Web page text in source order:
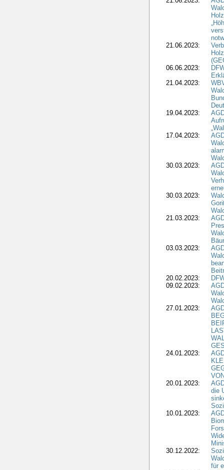
21.06.2023:
06.06.2023:
21.04.2023:
19.04.2023:
17.04.2023:
30.03.2023:
30.03.2023:
21.03.2023:
03.03.2023:
20.02.2023:
09.02.2023:
27.01.2023:
24.01.2023:
20.01.2023:
die
10.01.2023:
30.12.2022:
für